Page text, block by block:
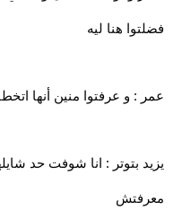
فضلتوا هنا ليه
عمر : و عرفتوا منين أنها
يزيد بتوتر : انا شوفت حد
معرفتش